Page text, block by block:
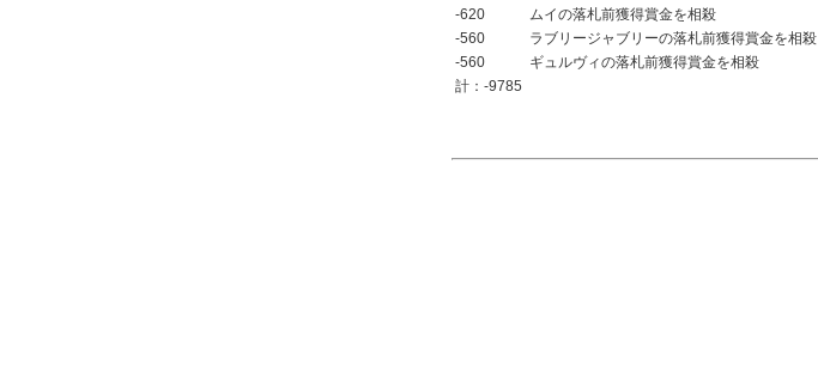
-620
ムイの落札前獲得賞金を相殺
-560
ラブリージャブリーの落札前獲得賞金を相殺
-560
ギュルヴィの落札前獲得賞金を相殺
計：-9785